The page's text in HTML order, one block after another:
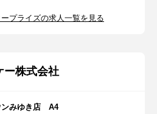
プライズの求人一覧を見る
ー株式会社
ンみゆき店 A4